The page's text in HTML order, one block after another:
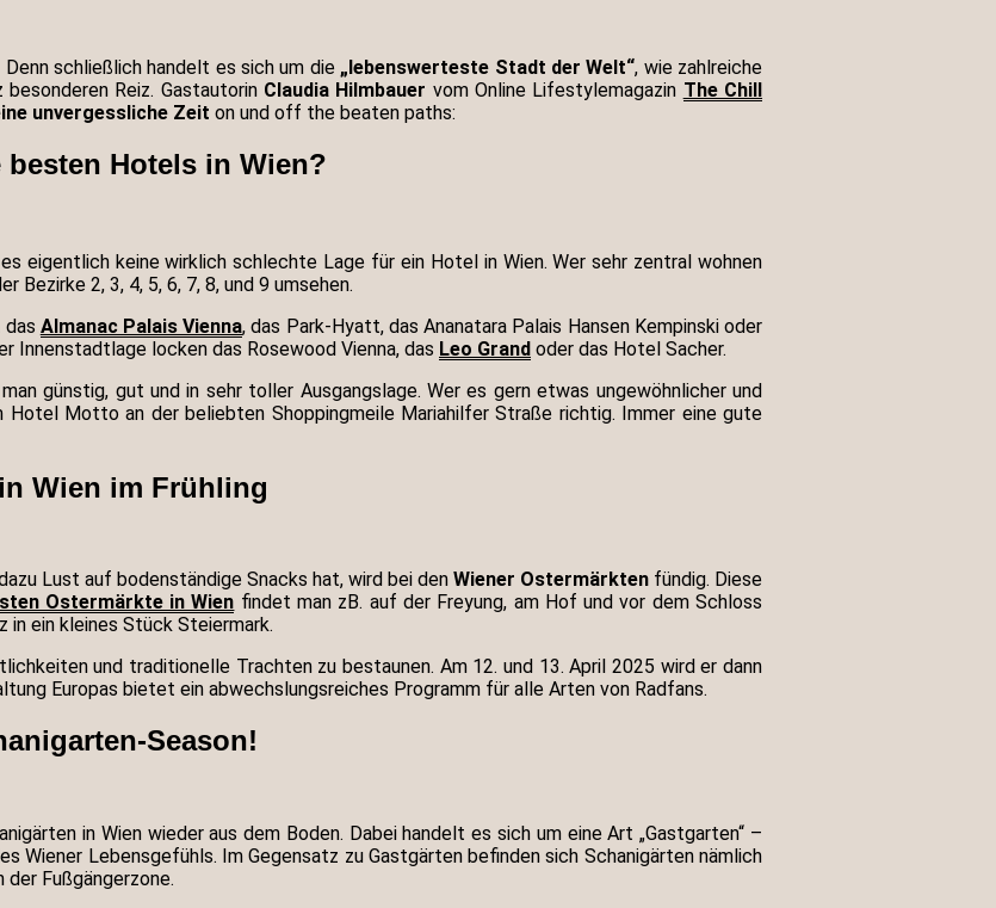
schließlich handelt es sich um die „lebenswerteste Stadt der Welt“, wie zahlreiche
Reiz. Gastautorin Claudia Hilmbauer vom Online Lifestylemagazin The Chill
unvergessliche Zeit on und off the beaten paths:
Hotels in Wien?
eigentlich keine wirklich schlechte Lage für ein Hotel in Wien. Wer sehr zentral wohnen
Bezirke 2, 3, 4, 5, 6, 7, 8, und 9 umsehen.
das Almanac Palais Vienna, das Park-Hyatt, das Ananatara Palais Hansen Kempinski oder
Innenstadtlage locken das Rosewood Vienna, das Leo Grand oder das Hotel Sacher.
günstig, gut und in sehr toller Ausgangslage. Wer es gern etwas ungewöhnlicher und
Motto an der beliebten Shoppingmeile Mariahilfer Straße richtig. Immer eine gute
Wien im Frühling
Lust auf bodenständige Snacks hat, wird bei den Wiener Ostermärkten fündig. Diese
Ostermärkte in Wien findet man zB. auf der Freyung, am Hof und vor dem Schloss
in ein kleines Stück Steiermark.
und traditionelle Trachten zu bestaunen. Am 12. und 13. April 2025 wird er dann
Europas bietet ein abwechslungsreiches Programm für alle Arten von Radfans.
Season!
in Wien wieder aus dem Boden. Dabei handelt es sich um eine Art „Gastgarten“ –
Lebensgefühls. Im Gegensatz zu Gastgärten befinden sich Schanigärten nämlich
Fußgängerzone.